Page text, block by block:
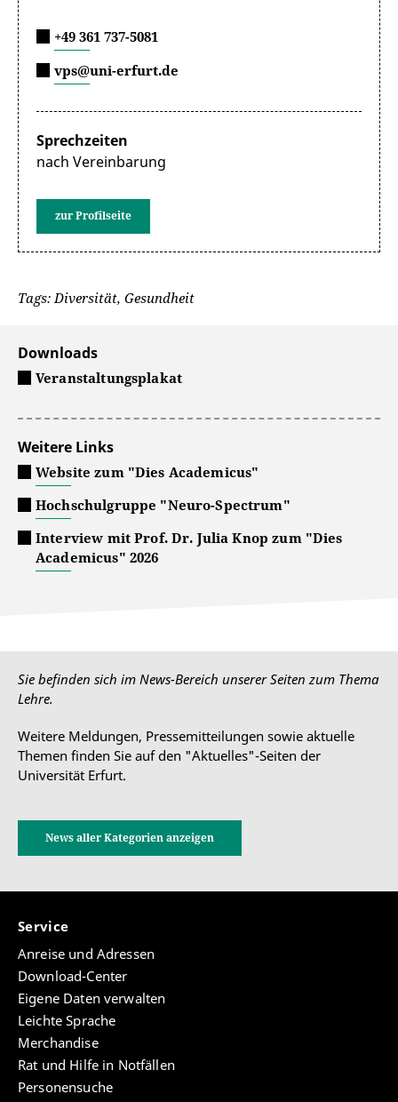
+49 361 737-5081
vps@uni-erfurt.de
Sprechzeiten
nach Vereinbarung
zur Profilseite
Tags: Diversität, Gesundheit
Downloads
Veranstaltungsplakat
Weitere Links
Website zum "Dies Academicus"
Hochschulgruppe "Neuro-Spectrum"
Interview mit Prof. Dr. Julia Knop zum "Dies
Academicus" 2026
Sie befinden sich im News-Bereich unserer Seiten zum Thema
Lehre.
Weitere Meldungen, Pressemitteilungen sowie aktuelle
Themen finden Sie auf den "Aktuelles"-Seiten der
Universität Erfurt.
News aller Kategorien anzeigen
Service
Anreise und Adressen
Download-Center
Eigene Daten verwalten
Leichte Sprache
Merchandise
Rat und Hilfe in Notfällen
Personensuche